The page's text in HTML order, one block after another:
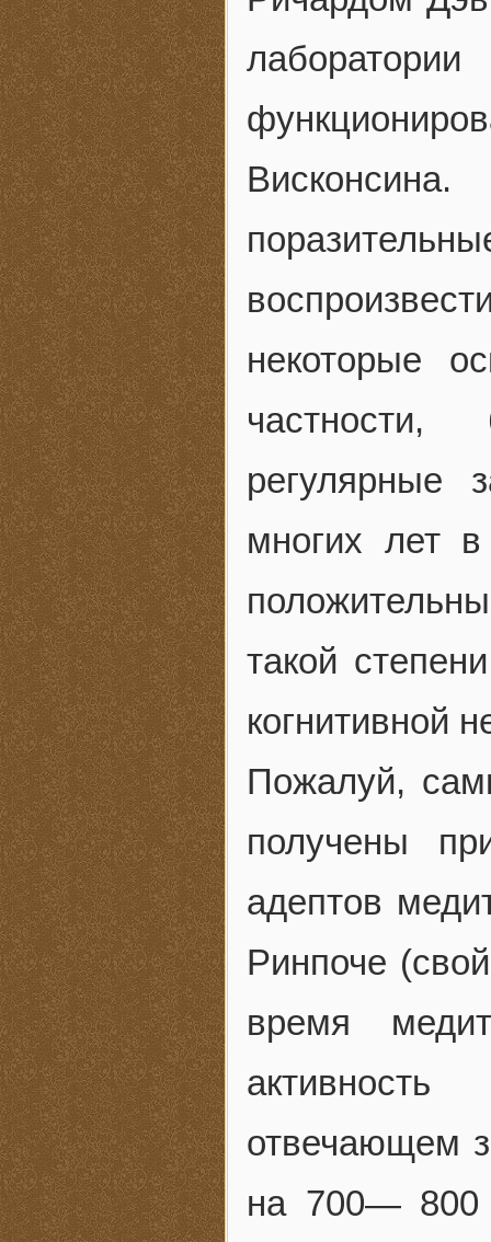
некоторые
частности,
регулярные
многих лет в
такой
когнитивной
Пожалуй,
получены
адептов
Ринпоче
время
отвечающем
на 700— 800